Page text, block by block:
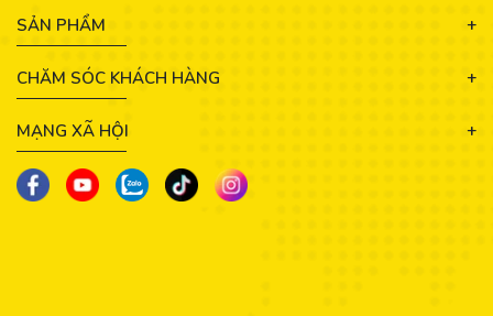
SẢN PHẨM
CHĂM SÓC KHÁCH HÀNG
MẠNG XÃ HỘI